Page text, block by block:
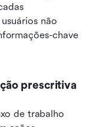
não
chave
prescritiva
de trabalho